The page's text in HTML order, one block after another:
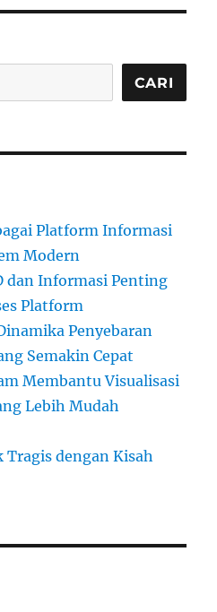
CARI
Platform Informasi
Modern
dan Informasi Penting
Platform
Penyebaran
Semakin Cepat
Membantu Visualisasi
Lebih Mudah
Tragis dengan Kisah